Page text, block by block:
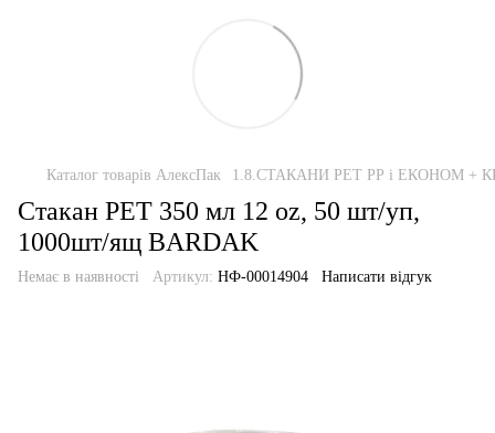
Каталог товарів АлексПак 1.8.СТАКАНИ РЕТ РР і ЕКОНОМ +
Стакан PET 350 мл 12 oz, 50 шт/уп,
1000шт/ящ BARDAK
Немає в наявності Артикул: НФ-00014904 Написати відгук